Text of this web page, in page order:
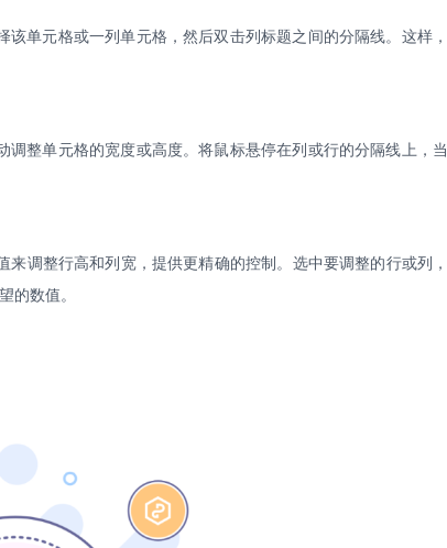
单元格或一列单元格，然后双击列标题之间的分隔线。这样，
调整单元格的宽度或高度。将鼠标悬停在列或行的分隔线上，当
来调整行高和列宽，提供更精确的控制。选中要调整的行或列，
的数值。